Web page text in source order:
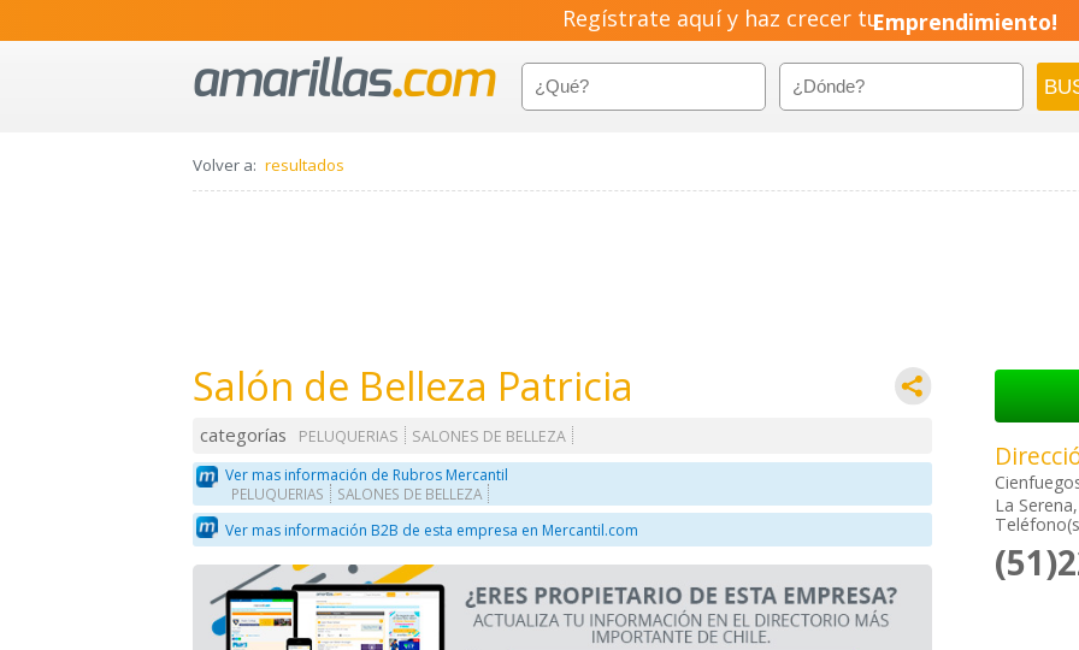
Regístrate aquí y haz crecer tuEmprendimiento!
Volver a: resultados
Salón de Belleza Patricia
categorías PELUQUERIAS
SALONES DE BELLEZA
Ver mas información de Rubros Mercantil
PELUQUERIAS SALONES DE BELLEZA
Ver mas información B2B de esta empresa en Mercantil.com
La